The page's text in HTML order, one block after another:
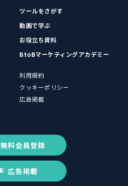
ツールをさがす
動画で学ぶ
お役立ち資料
BtoBマーケティングアカデミー
利用規約
クッキーポリシー
広告掲載
無料会員登録
広告掲載